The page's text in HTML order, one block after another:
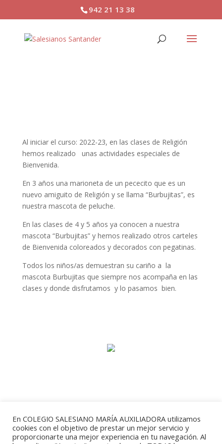
942 21 13 38
Al iniciar el curso: 2022-23, en las clases de Religión
hemos realizado unas actividades especiales de
Bienvenida.
En 3 años una marioneta de un pececito que es un
nuevo amiguito de Religión y se llama “Burbujitas”, es
nuestra mascota de peluche.
En las clases de 4 y 5 años ya conocen a nuestra
mascota “Burbujitas” y hemos realizado otros carteles
de Bienvenida coloreados y decorados con pegatinas.
Todos los niños/as demuestran su cariño a la
mascota Burbujitas que siempre nos acompaña en las
clases y donde disfrutamos y lo pasamos bien.
En COLEGIO SALESIANO MARÍA AUXILIADORA utilizamos
cookies con el objetivo de prestar un mejor servicio y
proporcionarte una mejor experiencia en tu navegación. Al